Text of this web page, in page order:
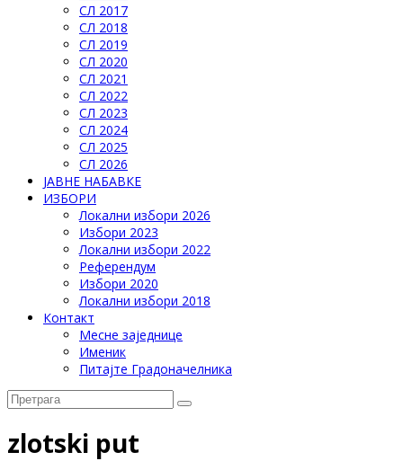
СЛ 2017
СЛ 2018
СЛ 2019
СЛ 2020
СЛ 2021
СЛ 2022
СЛ 2023
СЛ 2024
СЛ 2025
СЛ 2026
ЈАВНЕ НАБАВКЕ
ИЗБОРИ
Локални избори 2026
Избори 2023
Локални избори 2022
Референдум
Избори 2020
Локални избори 2018
Контакт
Месне заједнице
Именик
Питајте Градоначелника
zlotski put